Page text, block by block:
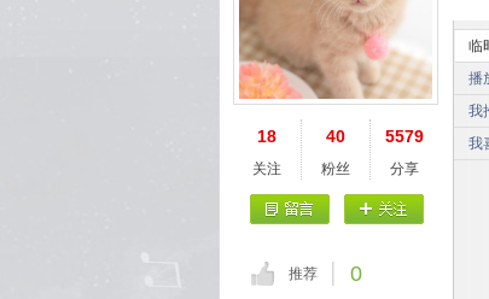
临
播
我
我
18
关注
40
粉丝
5579
分享
推荐 0